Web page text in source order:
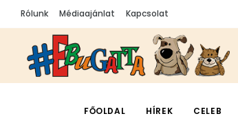
Rólunk Médiaajánlat Kapcsolat
FŐOLDAL HÍREK CELEB